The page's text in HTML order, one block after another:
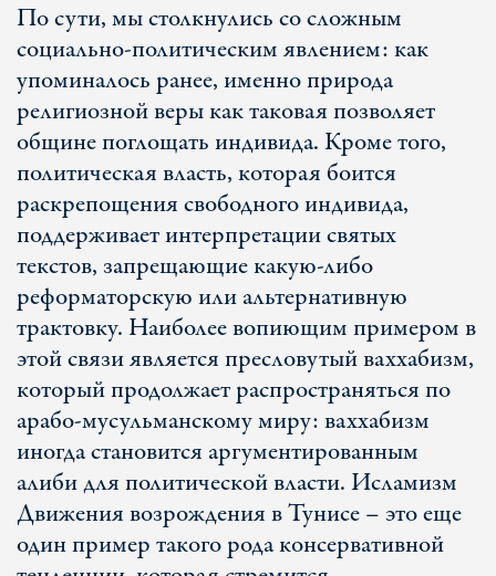
По сути, мы столкнулись со сложным
социально-политическим явлением: как
упоминалось ранее, именно природа
религиозной веры как таковая позволяет
общине поглощать индивида. Кроме того,
политическая власть, которая боится
раскрепощения свободного индивида,
поддерживает интерпретации святых
текстов, запрещающие какую-либо
реформаторскую или альтернативную
трактовку. Наиболее вопиющим примером в
этой связи является пресловутый ваххабизм,
который продолжает распространяться по
арабо-мусульманскому миру: ваххабизм
иногда становится аргументированным
алиби для политической власти. Исламизм
Движения возрождения в Тунисе – это еще
один пример такого рода консервативной